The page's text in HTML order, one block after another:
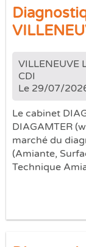
VILLENEUVE
CDI
Le 29/07/
Le cabinet
DIAGAMTER
marché du
(Amiante,
Technique